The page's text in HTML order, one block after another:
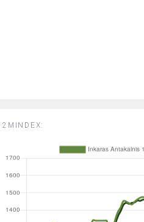
2MINDEX: